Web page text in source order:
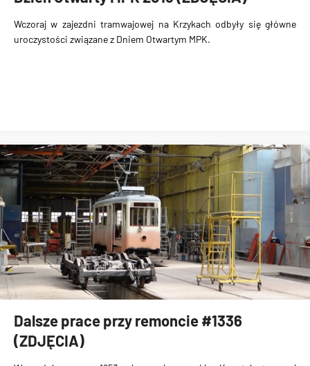
Wczoraj w zajezdni tramwajowej na Krzykach odbyły się główne
uroczystości związane z Dniem Otwartym MPK.
Dalsze prace przy remoncie #1336
(ZDJĘCIA)